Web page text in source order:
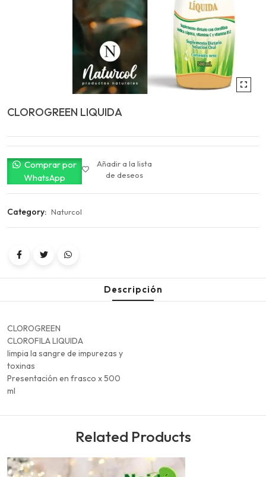
CLOROGREEN LIQUIDA
Comprar por
WhatsApp
Añadir a la lista
de deseos
Category: Naturcol
Descripción
CLOROGREEN
CLOROFILA LIQUIDA
limpia la sangre de impurezas y
toxinas
Presentación en frasco x 500
ml
Related Products